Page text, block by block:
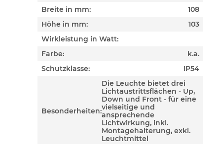
Breite in mm:
108
Höhe in mm:
103
Wirkleistung in Watt:
Farbe:
k.a.
Schutzklasse:
IP54
Besonderheiten:
Die Leuchte bietet drei
Lichtaustrittsflächen - Up,
Down und Front - für eine
vielseitige und
ansprechende
Lichtwirkung, inkl.
Montagehalterung, exkl.
Leuchtmittel